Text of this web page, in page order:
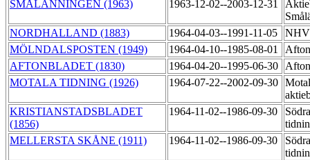
SMÅLÄNNINGEN (1963) 1963-12-02--2003-12-31
NORDHALLAND (1883)
1964-04-03--1991-11-05
MÖLNDALSPOSTEN (1949)
1964-04-10--1985-08-01
AFTONBLADET (1830)
1964-04-20--1995-06-30
MOTALA TIDNING (1926)
1964-07-22--2002-09-30
KRISTIANSTADSBLADET
(1856)
1964-11-02--1986-09-30
MELLERSTA SKÅNE (1911)
1964-11-02--1986-09-30